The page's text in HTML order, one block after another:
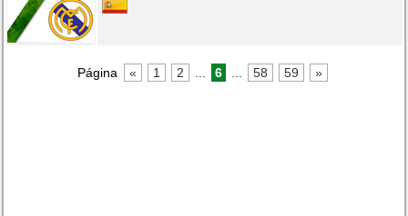
Página « 1 2 6 58 59 »